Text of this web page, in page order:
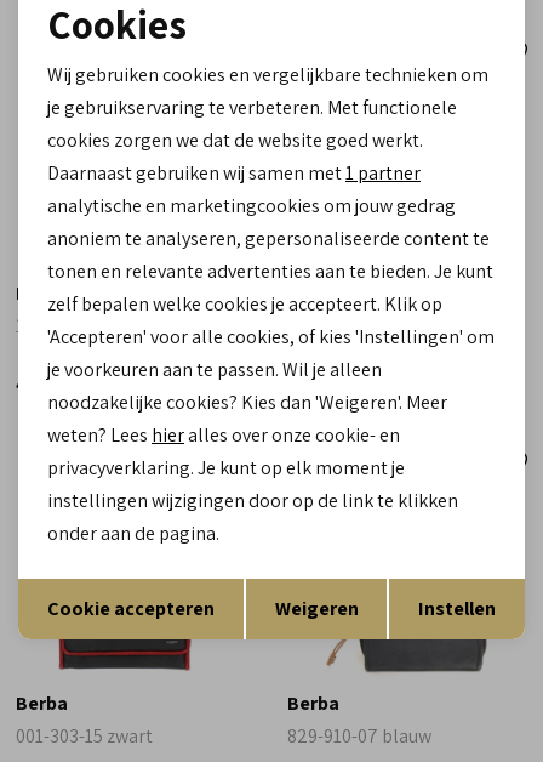
Berba
121-916-68 oranje
49,95
Berba
123-098-12 bruin
29,95
Berba
001-303-15 zwart
Berba
829-910-07 blauw
Noodzakelijke cookies
Analytische cookies
Marketing cookies
Terug Opslaan
Cookies
Wij gebruiken cookies en vergelijkbare technieken om
je gebruikservaring te verbeteren. Met functionele
cookies zorgen we dat de website goed werkt.
Daarnaast gebruiken wij samen met1 partner
analytische en marketingcookies om jouw gedrag
anoniem te analyseren, gepersonaliseerde content te
tonen en relevante advertenties aan te bieden. Je kunt
zelf bepalen welke cookies je accepteert. Klik op
'Accepteren' voor alle cookies, of kies 'Instellingen' om
je voorkeuren aan te passen. Wil je alleen
noodzakelijke cookies? Kies dan 'Weigeren'. Meer
weten? Lees hieralles over onze cookie- en
privacyverklaring. Je kunt op elk moment je
instellingen wijzigingen door op de link te klikken
onder aan de pagina.
Cookie accepteren Weigeren Instellen